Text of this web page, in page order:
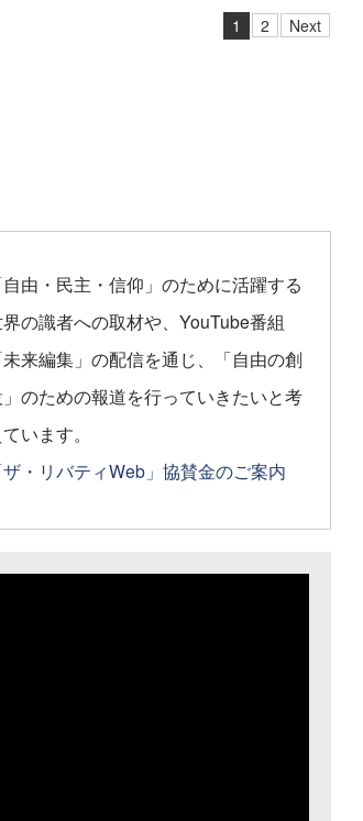
1 2 Next
自由・民主・信仰」のために活躍する
の識者への取材や、YouTube番組
未来編集」の配信を通じ、「自由の創
のための報道を行っていきたいと考
います。
ザ・リバティWeb」協賛金のご案内